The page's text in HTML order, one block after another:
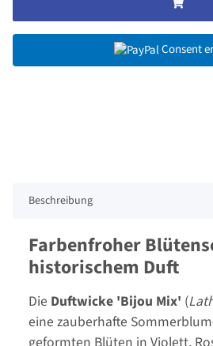
Consent
Beschreibung
Farbenfroher
historischem Duft
Die Duftwicke 'Bijou Mix' (
eine zauberhafte